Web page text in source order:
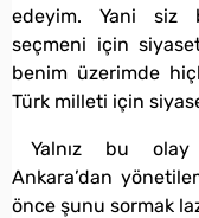
edeyim. Yani siz
seçmeni için
benim üzerimde
Türk milleti için
Yalnız bu olay
Ankara’dan
önce şunu sormak